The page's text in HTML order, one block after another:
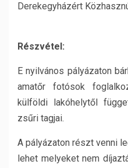
Derekegyházért
Részvétel:
E nyilvános pályázaton
amatőr fotósok
külföldi lakóhelytől
zsűri tagjai.
A pályázaton részt venni
lehet melyeket nem